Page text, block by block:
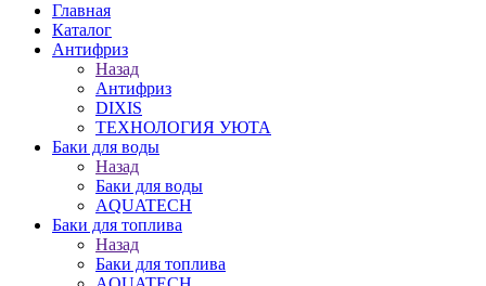
Главная
Каталог
Антифриз
Назад
Антифриз
DIXIS
ТЕХНОЛОГИЯ УЮТА
Баки для воды
Назад
Баки для воды
AQUATECH
Баки для топлива
Назад
Баки для топлива